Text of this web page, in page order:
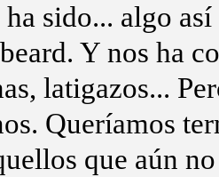
sido... algo
Y nos ha
latigazos...
Queríamos
que aún